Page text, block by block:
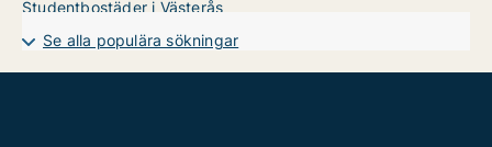
Studentbostäder i Västerås
Se alla populära sökningar